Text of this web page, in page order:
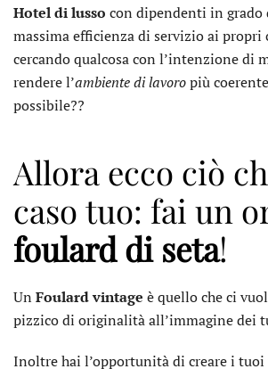
Hotel di lusso con dipendenti in
massima efficienza di servizio ai propri
cercando qualcosa con l’intenzione di
rendere l’ambiente di lavoropiù
possibile??
Allora ecco ciò
caso tuo: fai un
foulard di seta!
Un Foulard vintage è quello che ci
pizzico di originalità all’immagine dei
Inoltre hai l’opportunità di creare i tuoi